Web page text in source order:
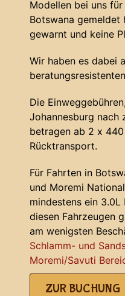
Modellen bei uns
Botswana gemeldet
gewarnt und keine
Wir haben es dabei
Die
Johannesburg nach
betragen ab 2 x
Rücktransport.
Für Fahrten in
und Moremi
mindestens ein 3.0L
diesen Fahrzeugen
am wenigsten
Schlamm- und
Moremi/Savuti
ZUR BUCHUNG